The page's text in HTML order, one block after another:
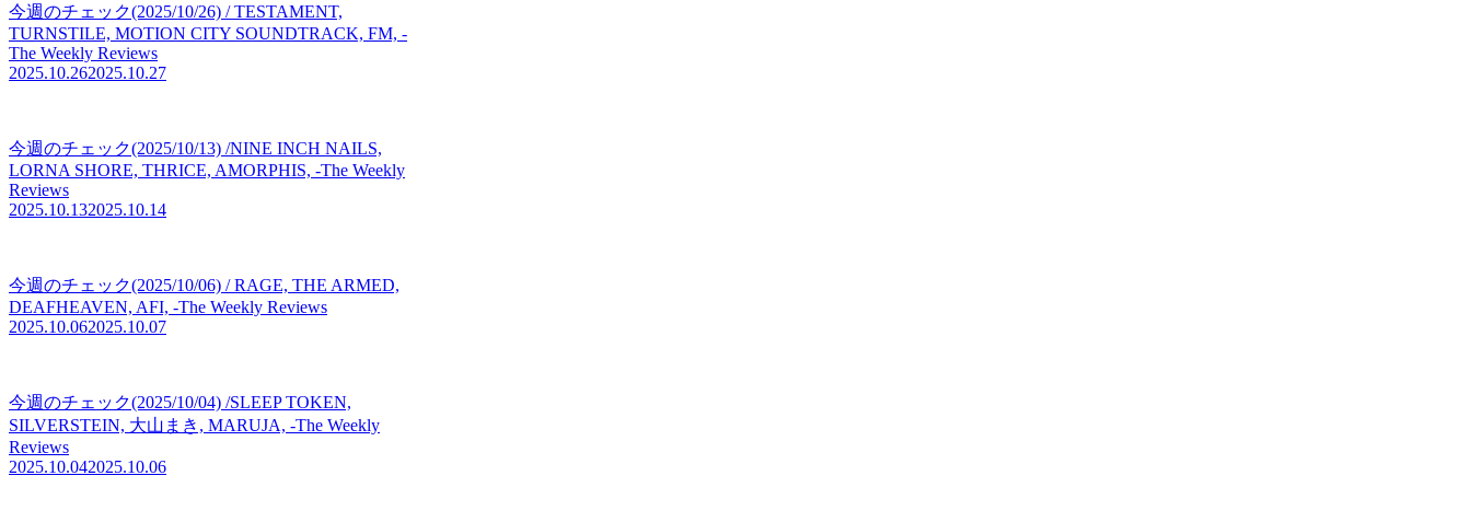
今週のチェック(2025/10/26) / TESTAMENT,
TURNSTILE, MOTION CITY SOUNDTRACK, FM, -
The Weekly Reviews
2025.10.262025.10.27
今週のチェック(2025/10/13) /NINE INCH NAILS,
LORNA SHORE, THRICE, AMORPHIS, -The Weekly
Reviews
2025.10.132025.10.14
今週のチェック(2025/10/06) / RAGE, THE ARMED,
DEAFHEAVEN, AFI, -The Weekly Reviews
2025.10.062025.10.07
今週のチェック(2025/10/04) /SLEEP TOKEN,
SILVERSTEIN, 大山まき, MARUJA, -The Weekly
Reviews
2025.10.042025.10.06